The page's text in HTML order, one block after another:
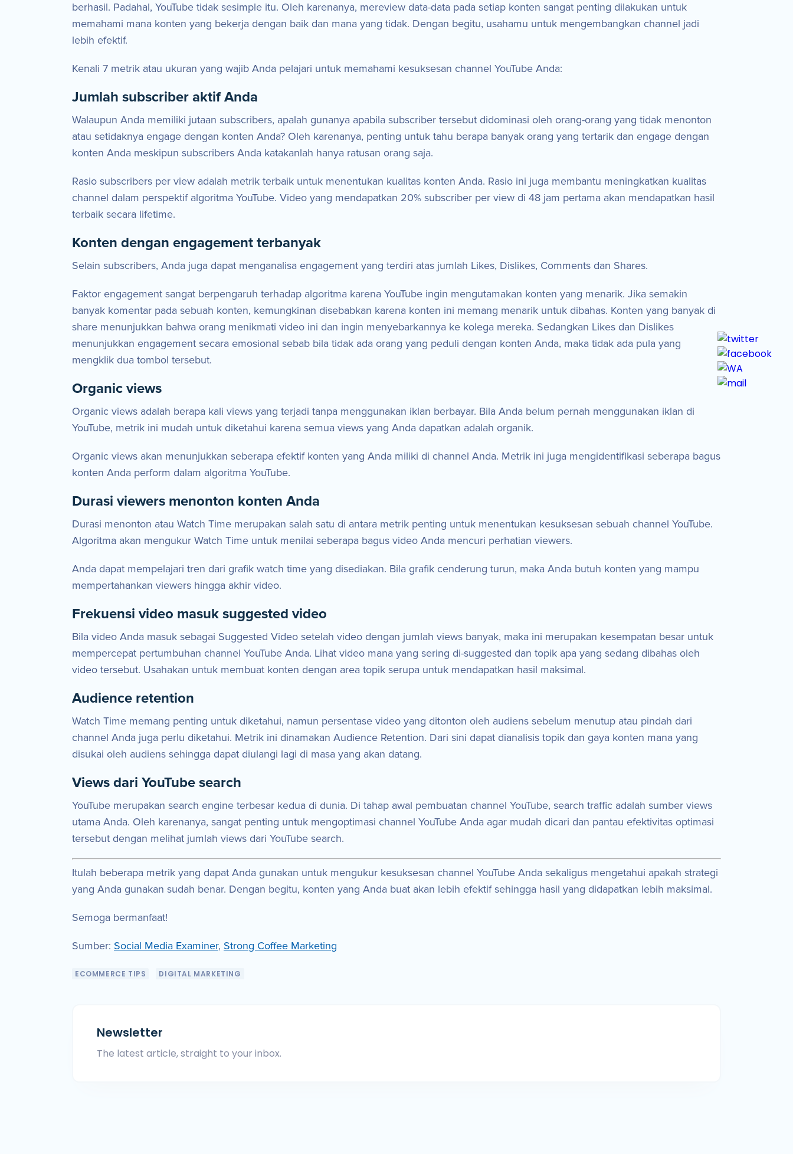
berhasil. Padahal, YouTube tidak sesimple itu. Oleh karenanya, mereview data-data pada setiap konten sangat penting dilakukan untuk
memahami mana konten yang bekerja dengan baik dan mana yang tidak. Dengan begitu, usahamu untuk mengembangkan channel jadi
lebih efektif.
Kenali 7 metrik atau ukuran yang wajib Anda pelajari untuk memahami kesuksesan channel YouTube Anda:
Jumlah subscriber aktif Anda
Walaupun Anda memiliki jutaan subscribers, apalah gunanya apabila subscriber tersebut didominasi oleh orang-orang yang tidak menonton
atau setidaknya engage dengan konten Anda? Oleh karenanya, penting untuk tahu berapa banyak orang yang tertarik dan engage dengan
konten Anda meskipun subscribers Anda katakanlah hanya ratusan orang saja.
Rasio subscribers per view adalah metrik terbaik untuk menentukan kualitas konten Anda. Rasio ini juga membantu meningkatkan kualitas
channel dalam perspektif algoritma YouTube. Video yang mendapatkan 20% subscriber per view di 48 jam pertama akan mendapatkan hasil
terbaik secara lifetime.
Konten dengan engagement terbanyak
Selain subscribers, Anda juga dapat menganalisa engagement yang terdiri atas jumlah Likes, Dislikes, Comments dan Shares.
Faktor engagement sangat berpengaruh terhadap algoritma karena YouTube ingin mengutamakan konten yang menarik. Jika semakin
banyak komentar pada sebuah konten, kemungkinan disebabkan karena konten ini memang menarik untuk dibahas. Konten yang banyak di
share menunjukkan bahwa orang menikmati video ini dan ingin menyebarkannya ke kolega mereka. Sedangkan Likes dan Dislikes
menunjukkan engagement secara emosional sebab bila tidak ada orang yang peduli dengan konten Anda, maka tidak ada pula yang
mengklik dua tombol tersebut.
Organic views
Organic views adalah berapa kali views yang terjadi tanpa menggunakan iklan berbayar. Bila Anda belum pernah menggunakan iklan di
YouTube, metrik ini mudah untuk diketahui karena semua views yang Anda dapatkan adalah organik.
Organic views akan menunjukkan seberapa efektif konten yang Anda miliki di channel Anda. Metrik ini juga mengidentifikasi seberapa bagus
konten Anda perform dalam algoritma YouTube.
Durasi viewers menonton konten Anda
Durasi menonton atau Watch Time merupakan salah satu di antara metrik penting untuk menentukan kesuksesan sebuah channel YouTube.
Algoritma akan mengukur Watch Time untuk menilai seberapa bagus video Anda mencuri perhatian viewers.
Anda dapat mempelajari tren dari grafik watch time yang disediakan. Bila grafik cenderung turun, maka Anda butuh konten yang mampu
mempertahankan viewers hingga akhir video.
Frekuensi video masuk suggested video
Bila video Anda masuk sebagai Suggested Video setelah video dengan jumlah views banyak, maka ini merupakan kesempatan besar untuk
mempercepat pertumbuhan channel YouTube Anda. Lihat video mana yang sering di-suggested dan topik apa yang sedang dibahas oleh
video tersebut. Usahakan untuk membuat konten dengan area topik serupa untuk mendapatkan hasil maksimal.
Audience retention
Watch Time memang penting untuk diketahui, namun persentase video yang ditonton oleh audiens sebelum menutup atau pindah dari
channel Anda juga perlu diketahui. Metrik ini dinamakan Audience Retention. Dari sini dapat dianalisis topik dan gaya konten mana yang
disukai oleh audiens sehingga dapat diulangi lagi di masa yang akan datang.
Views dari YouTube search
YouTube merupakan search engine terbesar kedua di dunia. Di tahap awal pembuatan channel YouTube, search traffic adalah sumber views
utama Anda. Oleh karenanya, sangat penting untuk mengoptimasi channel YouTube Anda agar mudah dicari dan pantau efektivitas optimasi
tersebut dengan melihat jumlah views dari YouTube search.
Itulah beberapa metrik yang dapat Anda gunakan untuk mengukur kesuksesan channel YouTube Anda sekaligus mengetahui apakah strategi
yang Anda gunakan sudah benar. Dengan begitu, konten yang Anda buat akan lebih efektif sehingga hasil yang didapatkan lebih maksimal.
Semoga bermanfaat!
Sumber: Social Media Examiner, Strong Coffee Marketing
ECOMMERCE TIPS DIGITAL MARKETING
Newsletter
The latest article, straight to your inbox.